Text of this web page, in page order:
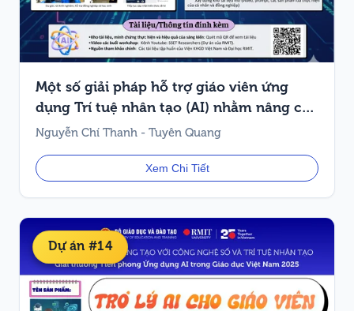
Một số giải pháp hỗ trợ giáo viên ứng
dụng Trí tuệ nhân tạo (AI) nhằm nâng cao
chất lượng dạy học tại các trường Phổ
Nguyễn Chí Thanh - Tuyên Quang
Xem Chi Tiết
Dự án #14